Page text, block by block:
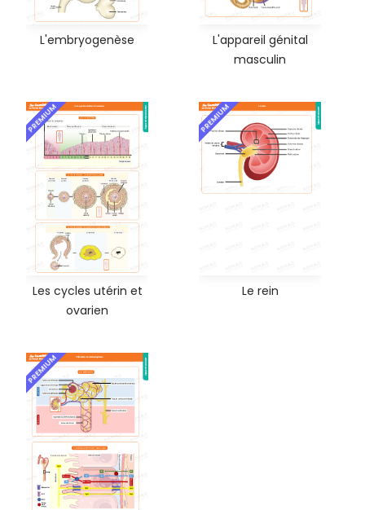
L'embryogenèse
L'appareil génital
masculin
PREMIUM
Les cycles utérin et
ovarien
PREMIUM
Le rein
PREMIUM